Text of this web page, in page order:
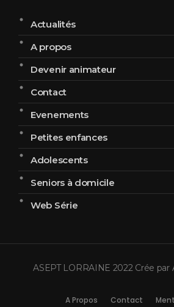
Actualités
A propos
Devenir animateur
Contact
Evenements
Petites enfances
Adolescents
Seniors à domicile
Web Série
ASEPT LORRAINE 2022 Crée par
A Propos Contact